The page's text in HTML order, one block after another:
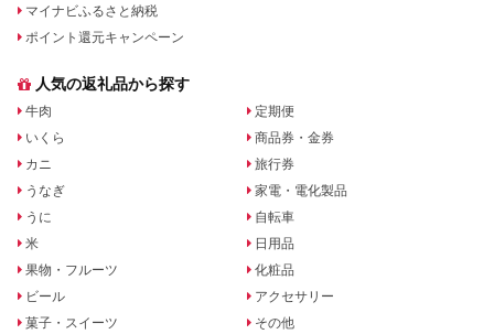
マイナビふるさと納税
ポイント還元キャンペーン
人気の返礼品から探す
牛肉
いくら
カニ
うなぎ
うに
米
果物・フルーツ
ビール
菓子・スイーツ
定期便
商品券・金券
旅行券
家電・電化製品
自転車
日用品
化粧品
アクセサリー
その他